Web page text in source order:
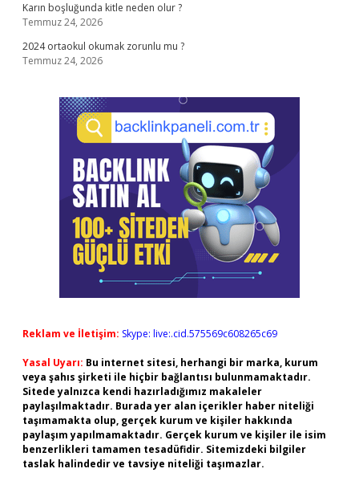
Karın boşluğunda kitle neden olur ?
Temmuz 24, 2026
2024 ortaokul okumak zorunlu mu ?
Temmuz 24, 2026
Reklam ve İletişim: Skype: live:.cid.575569c608265c69
Yasal Uyarı: Bu internet sitesi, herhangi bir marka, kurum
veya şahıs şirketi ile hiçbir bağlantısı bulunmamaktadır.
Sitede yalnızca kendi hazırladığımız makaleler
paylaşılmaktadır. Burada yer alan içerikler haber niteliği
taşımamakta olup, gerçek kurum ve kişiler hakkında
paylaşım yapılmamaktadır. Gerçek kurum ve kişiler ile isim
benzerlikleri tamamen tesadüfidir. Sitemizdeki bilgiler
taslak halindedir ve tavsiye niteliği taşımazlar.